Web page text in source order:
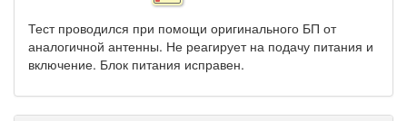
Тест проводился при помощи оригинального БП от
аналогичной антенны. Не реагирует на подачу питания и
включение. Блок питания исправен.